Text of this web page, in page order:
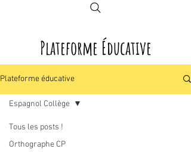
Plateforme Éducative
Plateforme éducative
Tous les posts !
Orthographe CP
Espagnol Collège
Posts à venir